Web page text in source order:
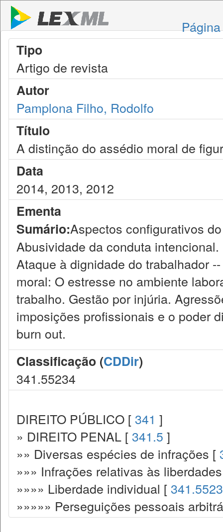
Tipo
Artigo de revista
Autor
Pamplona Filho, Rodolfo
Título
A distinção do assédio moral de
Data
2014, 2013, 2012
Ementa
Sumário:Aspectos configurativos
Abusividade da conduta
Ataque à dignidade do trabalhador
moral: O estresse no ambiente
trabalho. Gestão por injúria.
imposições profissionais e o poder
burn out.
Classificação (CDDir)
341.55234
DIREITO PÚBLICO [ 341 ]
» DIREITO PENAL [ 341.5 ]
»» Diversas espécies de infrações [
»»» Infrações relativas às
»»»» Liberdade individual [ 341.5523
»»»»» Perseguições pessoais